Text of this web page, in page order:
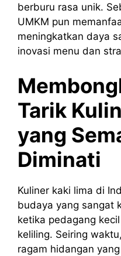
berburu rasa unik.
UMKM pun
meningkatkan daya
inovasi menu dan
Tarik
yang
Diminati
Kuliner kaki lima di
budaya yang sangat
ketika pedagang
keliling. Seiring
ragam hidangan